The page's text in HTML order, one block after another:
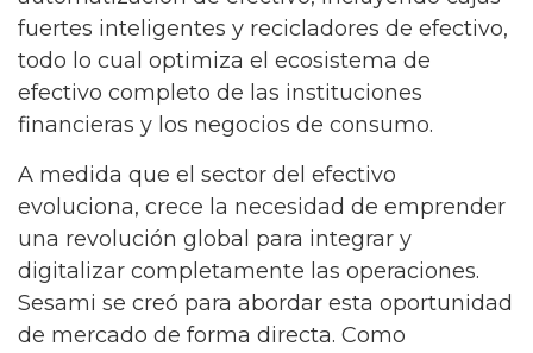
fuertes inteligentes y recicladores de efectivo,
todo lo cual optimiza el ecosistema de
efectivo completo de las instituciones
financieras y los negocios de consumo.
A medida que el sector del efectivo
evoluciona, crece la necesidad de emprender
una revolución global para integrar y
digitalizar completamente las operaciones.
Sesami se creó para abordar esta oportunidad
de mercado de forma directa. Como